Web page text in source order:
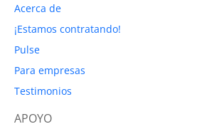
Acerca de
¡Estamos contratando!
Pulse
Para empresas
Testimonios
APOYO